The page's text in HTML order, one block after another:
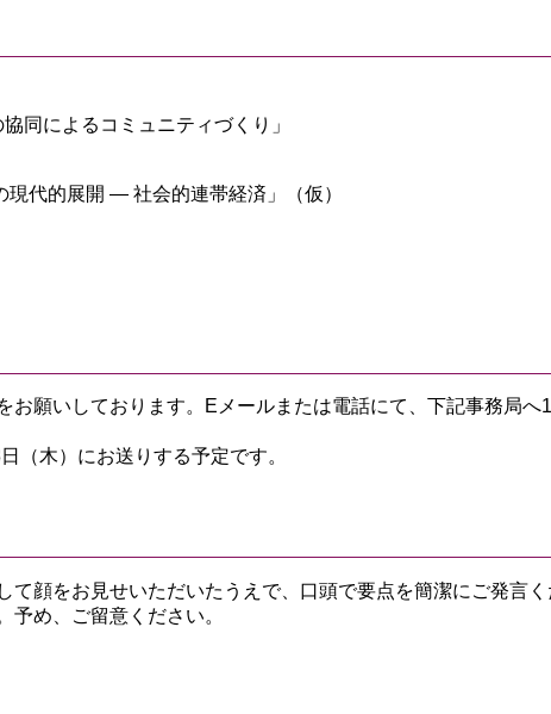
同によるコミュニティづくり」
代的展開 ― 社会的連帯経済」（仮）
お願いしております。Eメールまたは電話にて、下記事務局へ
（木）にお送りする予定です。
て顔をお見せいただいたうえで、口頭で要点を簡潔にご発言
め、ご留意ください。